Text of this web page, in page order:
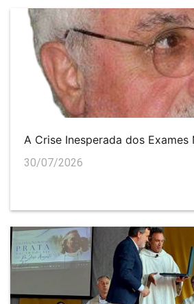
A Crise Inesperada dos Exames
30/07/2026